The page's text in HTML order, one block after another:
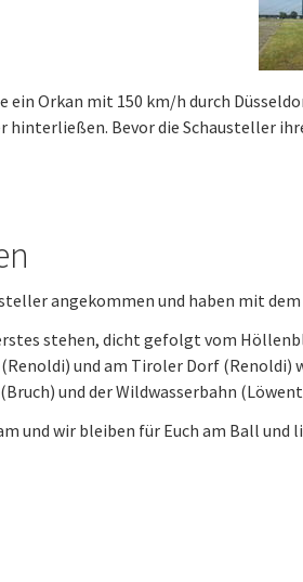
Orkan mit 150 km/h durch
hinterließen. Bevor die Schausteller
angekommen und haben mit
stehen, dicht gefolgt vom
und am Tiroler Dorf (Renoldi)
und der Wildwasserbahn
und wir bleiben für Euch am Ball